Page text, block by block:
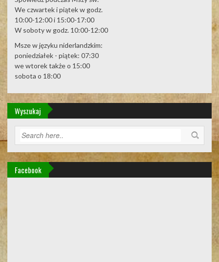
We czwartek i piątek w godz.
10:00-12:00 i 15:00-17:00
W soboty w godz. 10:00-12:00
Msze w języku niderlandzkim:
poniedziałek - piątek: 07:30
we wtorek także o 15:00
sobota o 18:00
Wyszukaj
Facebook